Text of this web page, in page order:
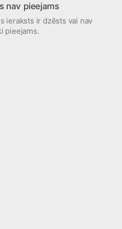
nav pieejams
ieraksts ir dzēsts vai nav
pieejams.